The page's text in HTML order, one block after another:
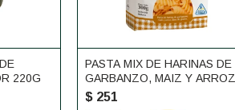
220G
PASTA MIX DE HARINAS DE
GARBANZO, MAIZ Y ARROZ
SIN GLUTEN CAÑUELAS
$ 251